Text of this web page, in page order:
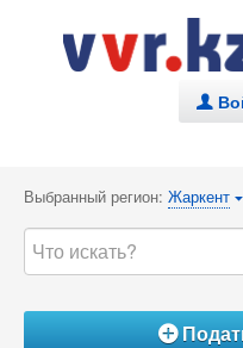
.
Выбранный регион: Жаркент {
Á